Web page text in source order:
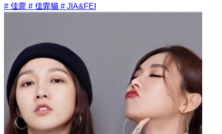
# 佳霏 # 佳霏貓 # JIA&FEI